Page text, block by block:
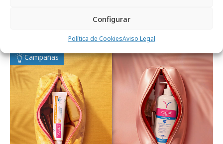
Configurar
Política de CookiesAviso Legal
Campañas